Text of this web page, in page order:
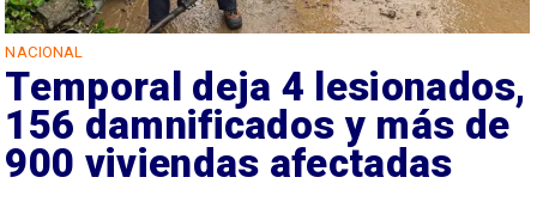
NACIONAL
Temporal deja 4 lesionados,
156 damnificados y más de
900 viviendas afectadas